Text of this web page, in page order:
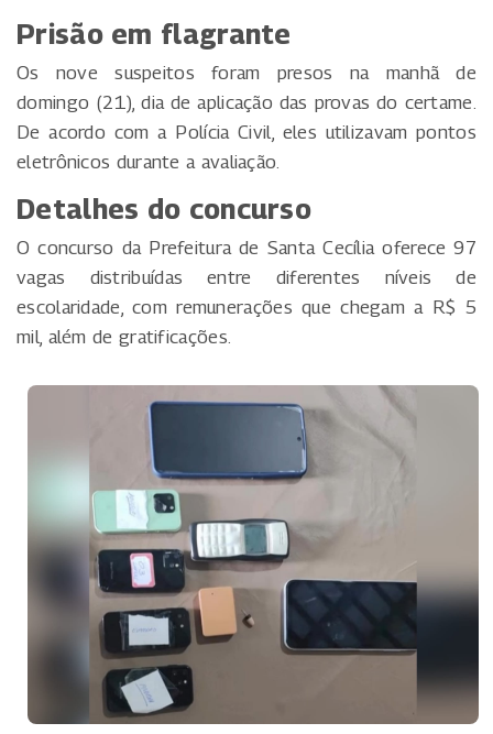
Prisão em flagrante
Os nove suspeitos foram presos na manhã de
domingo (21), dia de aplicação das provas do certame.
De acordo com a Polícia Civil, eles utilizavam pontos
eletrônicos durante a avaliação.
Detalhes do concurso
O concurso da Prefeitura de Santa Cecília oferece 97
vagas distribuídas entre diferentes níveis de
escolaridade, com remunerações que chegam a R$ 5
mil, além de gratificações.